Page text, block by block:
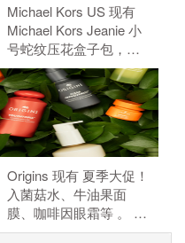
Michael Kors US 现有
Michael Kors Jeanie 小
号蛇纹压花盒子包，原
价$428，现特价
$84.99（约575.66
元）。 额外8.5折，需要
使用优惠码：
EXTRA15。
Origins 现有 夏季大促！
入菌菇水、牛油果面
膜、咖啡因眼霜等 。 订
单满$115赠5件礼，需要